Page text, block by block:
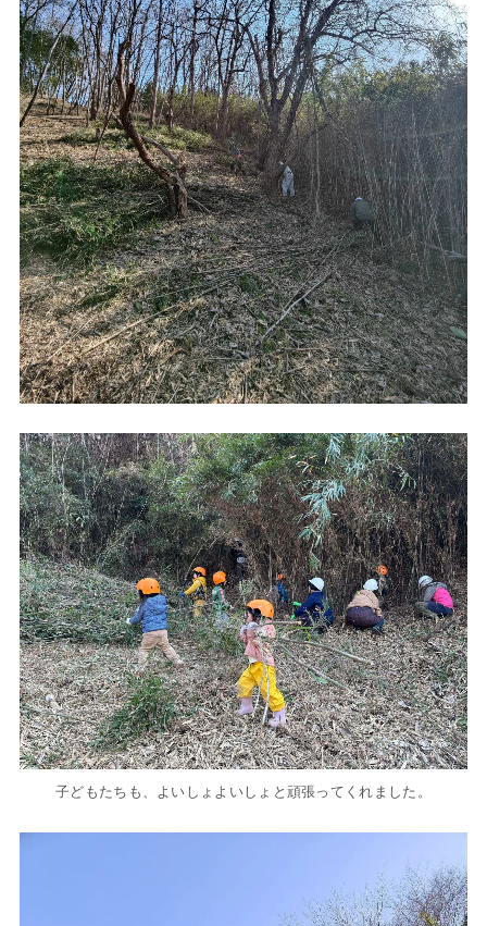
子どもたちも、よいしょよいしょと頑張ってくれました。